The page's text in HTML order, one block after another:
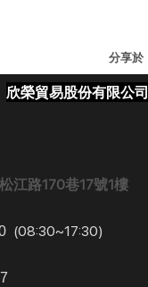
分享於
欣榮貿易股份有限公司
江路170巷17號1樓
(08:30~17:30)